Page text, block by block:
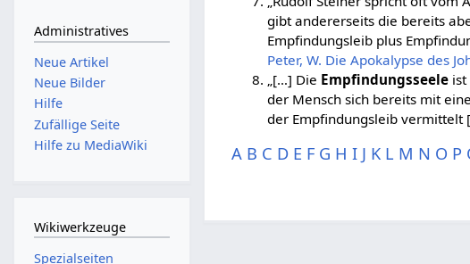
gibt andererseits die bereits
Empfindungsleib plus
Peter, W. Die Apokalypse des
„[…] Die Empfindungsseele
der Mensch sich bereits mit
der Empfindungsleib vermittelt
A B C D E F G H I J K L M N O P
Administratives
Neue Artikel
Neue Bilder
Hilfe
Zufällige Seite
Hilfe zu MediaWiki
Wikiwerkzeuge
Spezialseiten